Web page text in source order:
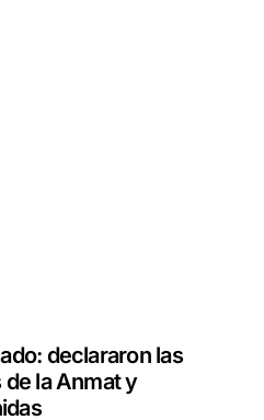
declararon las
la Anmat y